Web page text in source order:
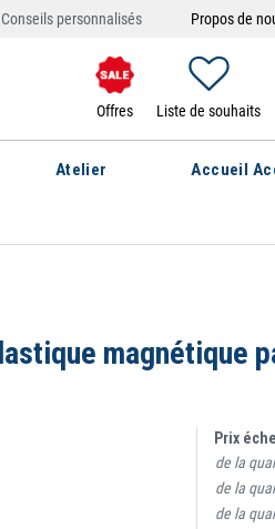
Conseils personnalisés Propos de
Offres Liste de souhaits
Atelier Accueil
magnétique
Prix
de la
de la
de la